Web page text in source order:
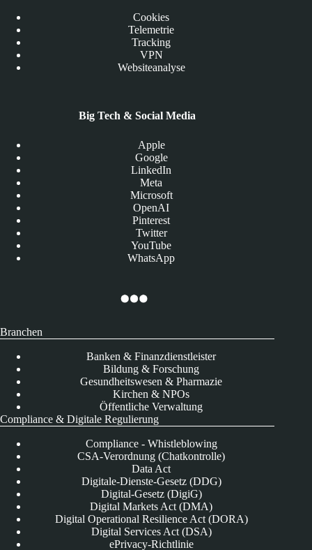
Cookies
Telemetrie
Tracking
VPN
Websiteanalyse
Big Tech & Social Media
Apple
Google
LinkedIn
Meta
Microsoft
OpenAI
Pinterest
Twitter
YouTube
WhatsApp
Branchen
Banken & Finanzdienstleister
Bildung & Forschung
Gesundheitswesen & Pharmazie
Kirchen & NPOs
Öffentliche Verwaltung
Compliance & Digitale Regulierung
Compliance - Whistleblowing
CSA-Verordnung (Chatkontrolle)
Data Act
Digitale-Dienste-Gesetz (DDG)
Digital-Gesetz (DigiG)
Digital Markets Act (DMA)
Digital Operational Resilience Act (DORA)
Digital Services Act (DSA)
ePrivacy-Richtlinie